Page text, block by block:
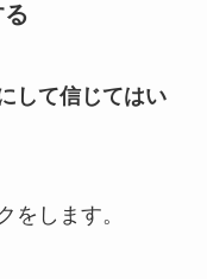
して信じてはい
をします。